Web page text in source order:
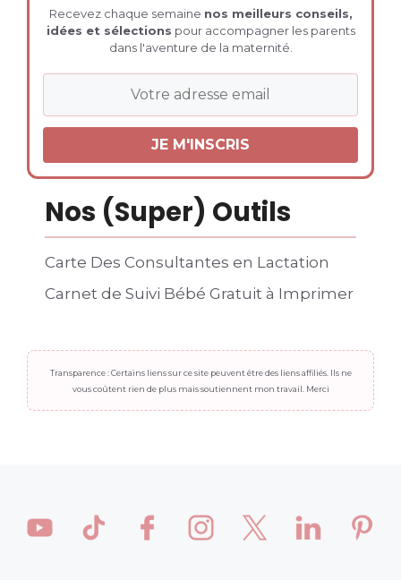
Recevez chaque semaine nos meilleurs conseils,
idées et sélections pour accompagner les parents
dans l'aventure de la maternité.
Nos (Super) Outils
Carte Des Consultantes en Lactation
Carnet de Suivi Bébé Gratuit à Imprimer
Transparence : Certains liens sur ce site peuvent être des liens affiliés. Ils ne
vous coûtent rien de plus mais soutiennent mon travail. Merci